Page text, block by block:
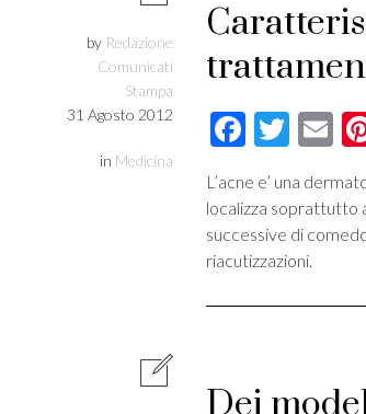
by Redazione
Comunicati
Stampa
31 Agosto 2012
in Medicina
L’acne e’ una
localizza soprattutto
successive di
riacutizzazioni.
Dei